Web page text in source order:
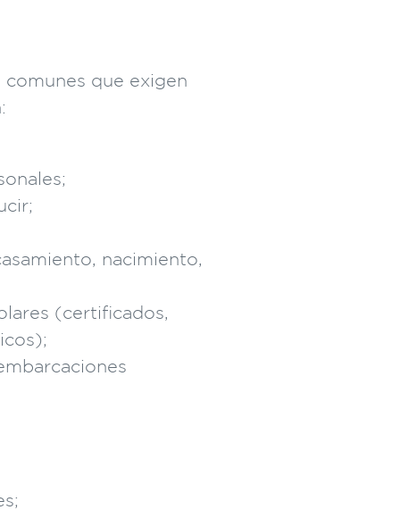
que exigen
nacimiento,
(certificados,